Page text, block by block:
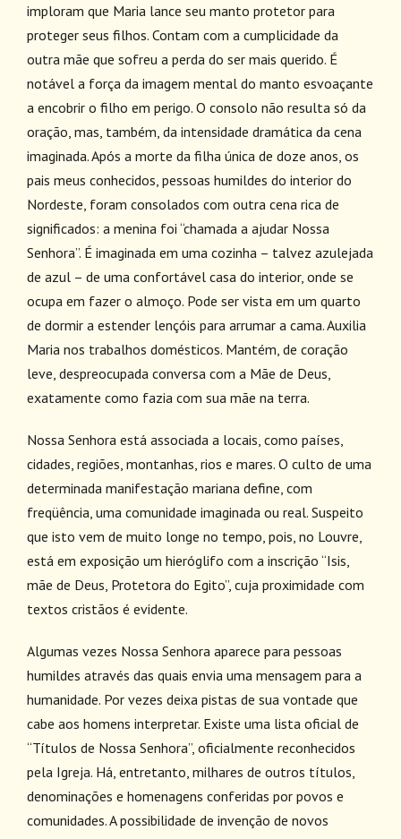
imploram que Maria lance seu manto protetor para
proteger seus filhos. Contam com a cumplicidade da
outra mãe que sofreu a perda do ser mais querido. É
notável a força da imagem mental do manto esvoaçante
a encobrir o filho em perigo. O consolo não resulta só da
oração, mas, também, da intensidade dramática da cena
imaginada. Após a morte da filha única de doze anos, os
pais meus conhecidos, pessoas humildes do interior do
Nordeste, foram consolados com outra cena rica de
significados: a menina foi “chamada a ajudar Nossa
Senhora”. É imaginada em uma cozinha – talvez azulejada
de azul – de uma confortável casa do interior, onde se
ocupa em fazer o almoço. Pode ser vista em um quarto
de dormir a estender lençóis para arrumar a cama. Auxilia
Maria nos trabalhos domésticos. Mantém, de coração
leve, despreocupada conversa com a Mãe de Deus,
exatamente como fazia com sua mãe na terra.
Nossa Senhora está associada a locais, como países,
cidades, regiões, montanhas, rios e mares. O culto de uma
determinada manifestação mariana define, com
freqüência, uma comunidade imaginada ou real. Suspeito
que isto vem de muito longe no tempo, pois, no Louvre,
está em exposição um hieróglifo com a inscrição “Isis,
mãe de Deus, Protetora do Egito”, cuja proximidade com
textos cristãos é evidente.
Algumas vezes Nossa Senhora aparece para pessoas
humildes através das quais envia uma mensagem para a
humanidade. Por vezes deixa pistas de sua vontade que
cabe aos homens interpretar. Existe uma lista oficial de
“Títulos de Nossa Senhora”, oficialmente reconhecidos
pela Igreja. Há, entretanto, milhares de outros títulos,
denominações e homenagens conferidas por povos e
comunidades. A possibilidade de invenção de novos